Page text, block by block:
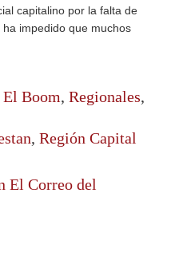
capitalino por la falta de
impedido que muchos
El Boom, Regionales,
, Región Capital
El Correo del